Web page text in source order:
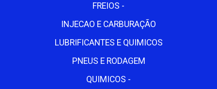
FREIOS -
INJECAO E CARBURAÇÃO
LUBRIFICANTES E QUIMICOS
PNEUS E RODAGEM
QUIMICOS -